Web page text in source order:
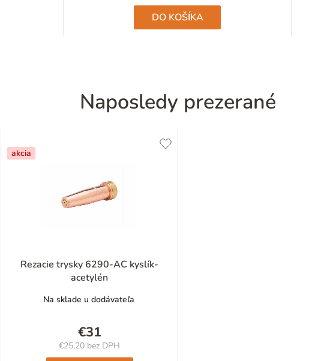
DO KOŠÍKA
Naposledy prezerané
akcia
Rezacie trysky 6290-AC kyslík-
acetylén
Na sklade u dodávateľa
€31
€25,20 bez DPH
Jednotková